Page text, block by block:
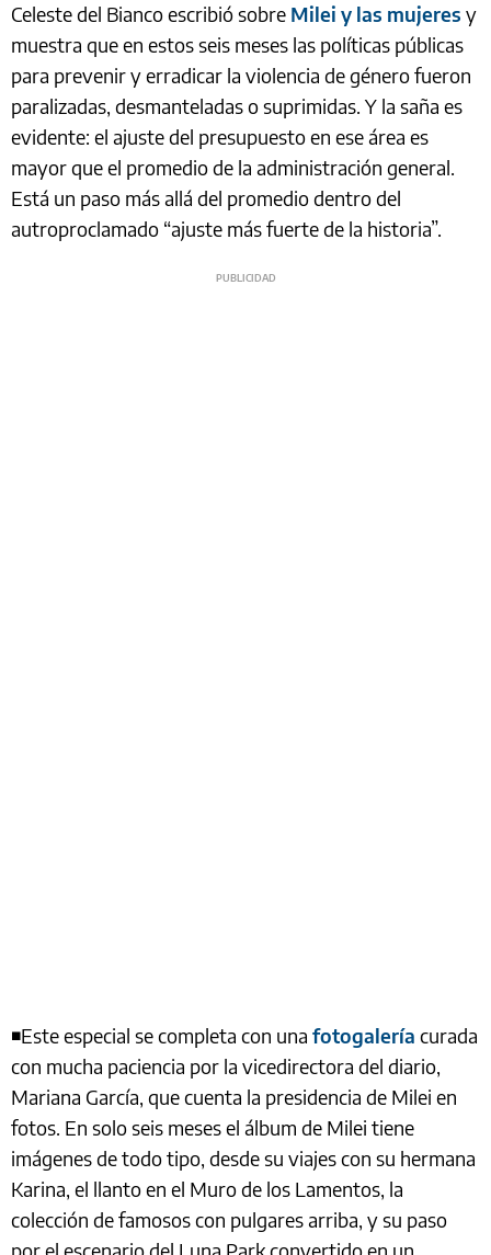
Celeste del Bianco escribió sobre Milei y las mujeres y
muestra que en estos seis meses las políticas públicas
para prevenir y erradicar la violencia de género fueron
paralizadas, desmanteladas o suprimidas. Y la saña es
evidente: el ajuste del presupuesto en ese área es
mayor que el promedio de la administración general.
Está un paso más allá del promedio dentro del
autroproclamado “ajuste más fuerte de la historia”.
◾Este especial se completa con una fotogalería curada
con mucha paciencia por la vicedirectora del diario,
Mariana García, que cuenta la presidencia de Milei en
fotos. En solo seis meses el álbum de Milei tiene
imágenes de todo tipo, desde su viajes con su hermana
Karina, el llanto en el Muro de los Lamentos, la
colección de famosos con pulgares arriba, y su paso